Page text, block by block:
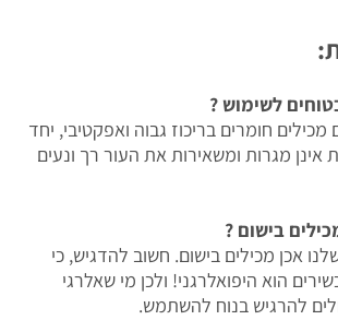
לשימוש ?
חומרים בריכוז גבוה ואפקטיבי, יחד
אינן מגרות ומשאירות את העור רך ונעים
בישום ?
אכן מכילים בישום. חשוב להדגיש, כי
הוא היפואלרגני! ולכן מי שאלרגי
להרגיש בנוח להשתמש.